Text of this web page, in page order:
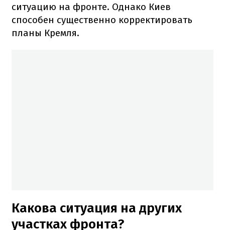
ситуацию на фронте. Однако Киев
способен существенно корректировать
планы Кремля.
Какова ситуация на других
участках фронта?